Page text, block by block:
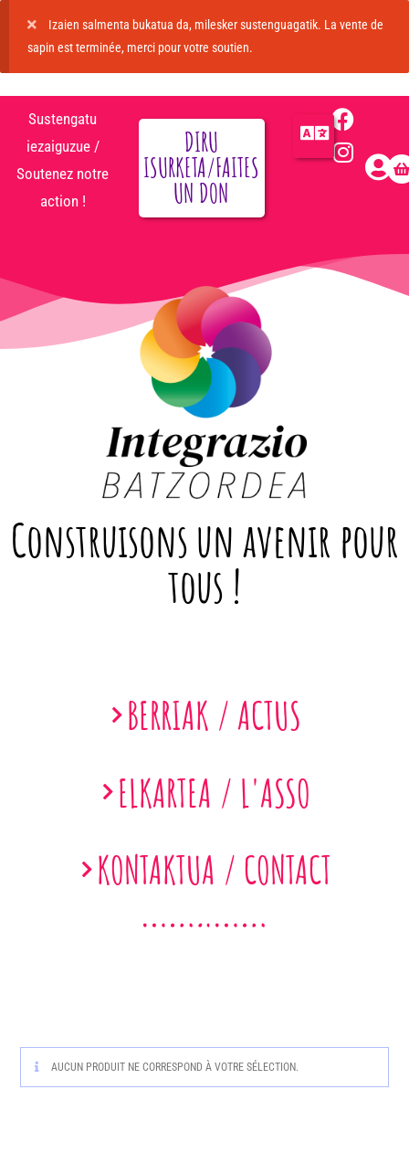
Izaien salmenta bukatua da, milesker sustenguagatik. La vente de
sapin est terminée, merci pour votre soutien.
Sustengatu
iezaiguzue /
Soutenez notre
action !
DIRU
ISURKETA/FAITES
UN DON
Construisons un avenir pour
tous !
BERRIAK / ACTUS
ELKARTEA / L'ASSO
KONTAKTUA / CONTACT
AUCUN PRODUIT NE CORRESPOND À VOTRE SÉLECTION.